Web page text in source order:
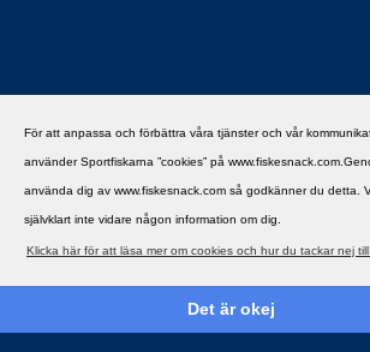
För att anpassa och förbättra våra tjänster och vår
använder Sportfiskarna ”cookies” på
använda dig av www.fiskesnack.com så godkänner du detta.
självklart inte vidare någon information om dig.
Klicka här för att läsa mer om cookies och hur du tackar nej till
Det är okej